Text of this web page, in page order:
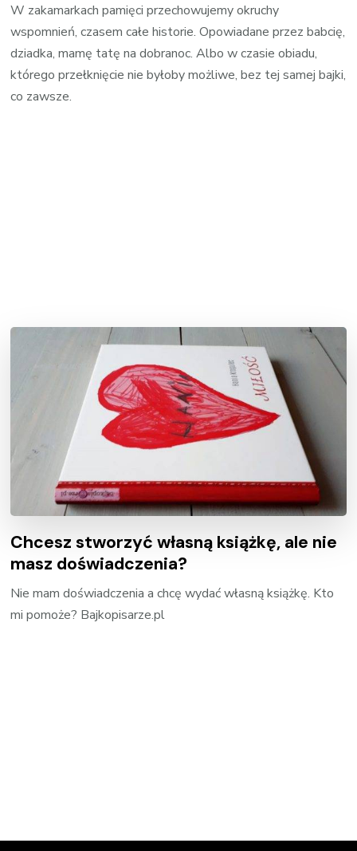
W zakamarkach pamięci przechowujemy okruchy
wspomnień, czasem całe historie. Opowiadane przez babcię,
dziadka, mamę tatę na dobranoc. Albo w czasie obiadu,
którego przełknięcie nie byłoby możliwe, bez tej samej bajki,
co zawsze.
Chcesz stworzyć własną książkę, ale nie
masz doświadczenia?
Nie mam doświadczenia a chcę wydać własną książkę. Kto
mi pomoże? Bajkopisarze.pl